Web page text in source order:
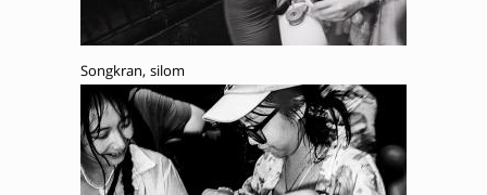
Songkran, silom